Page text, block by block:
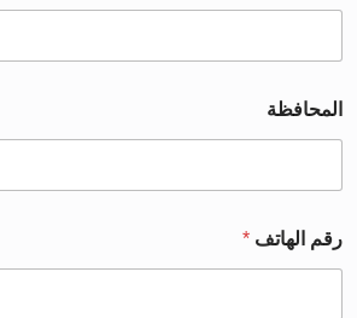
المحافظة
رقم الهاتف *